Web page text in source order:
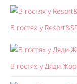
В гостях у
В гостях у Дяди